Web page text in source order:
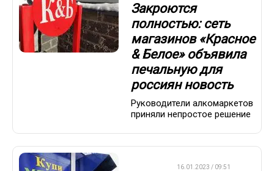
Закроются
полностью: сеть
магазинов «Красное
& Белое» объявила
печальную для
россиян новость
Руководители алкомаркетов
приняли непростое решение
16.01.2023 / 09:51